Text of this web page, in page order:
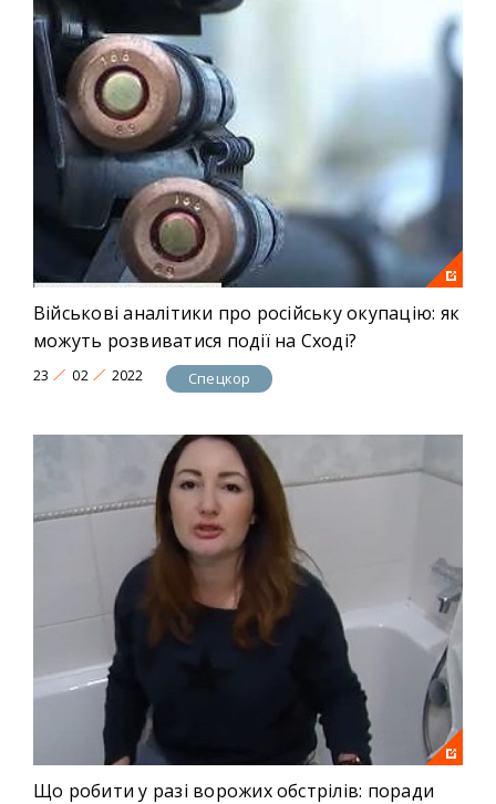
Військові аналітики про російську окупацію: як
можуть розвиватися події на Сході?
23 02 2022 Спецкор
Що робити у разі ворожих обстрілів: поради